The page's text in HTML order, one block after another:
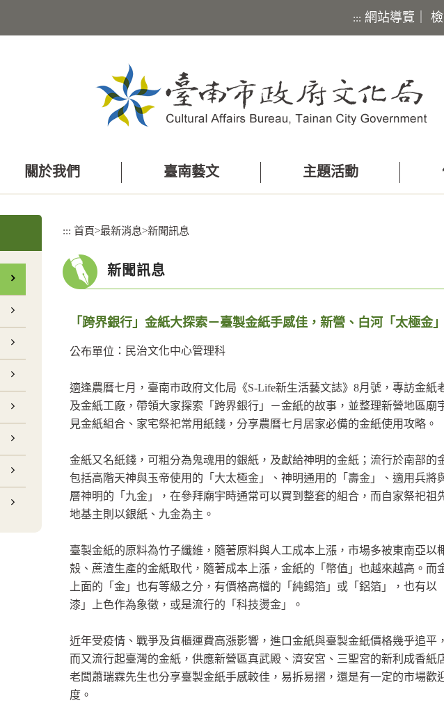
::: 網站導覽
關於我們 臺南藝文 主題活動
::: 首頁>最新消息>新聞訊息
新聞訊息
「跨界銀行」金紙大探索－臺製金紙手感佳，新營、白河「太極金
公布單位 ：民治文化中心管理科
適逢農曆七月，臺南市政府文化局《S-Life新生活藝文誌》8月號，專訪金紙
及金紙工廠，帶領大家探索「跨界銀行」－金紙的故事，並整理新營地區廟
見金紙組合、家宅祭祀常用紙錢，分享農曆七月居家必備的金紙使用攻略。
金紙又名紙錢，可粗分為鬼魂用的銀紙，及獻給神明的金紙；流行於南部的
包括高階天神與玉帝使用的「大太極金」、神明通用的「壽金」、適用兵將
層神明的「九金」，在參拜廟宇時通常可以買到整套的組合，而自家祭祀祖
地基主則以銀紙、九金為主。
臺製金紙的原料為竹子纖維，隨著原料與人工成本上漲，市場多被東南亞以
殼、蔗渣生產的金紙取代，隨著成本上漲，金紙的「幣值」也越來越高。而
上面的「金」也有等級之分，有價格高檔的「純錫箔」或「鋁箔」，也有以
漆」上色作為象徵，或是流行的「科技燙金」。
近年受疫情、戰爭及貨櫃運費高漲影響，進口金紙與臺製金紙價格幾乎追平
而又流行起臺灣的金紙，供應新營區真武殿、濟安宮、三聖宮的新利成香紙
老闆蕭瑞霖先生也分享臺製金紙手感較佳，易拆易摺，還是有一定的市場歡
度。